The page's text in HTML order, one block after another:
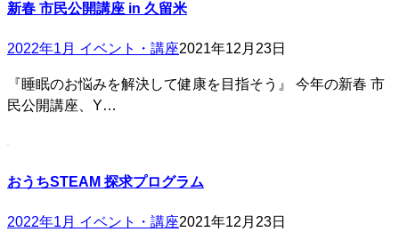
新春 市民公開講座 in 久留米
2022年1月 イベント・講座2021年12月23日
『睡眠のお悩みを解決して健康を目指そう』 今年の新春 市
民公開講座、Y…
おうちSTEAM 探求プログラム
2022年1月 イベント・講座2021年12月23日